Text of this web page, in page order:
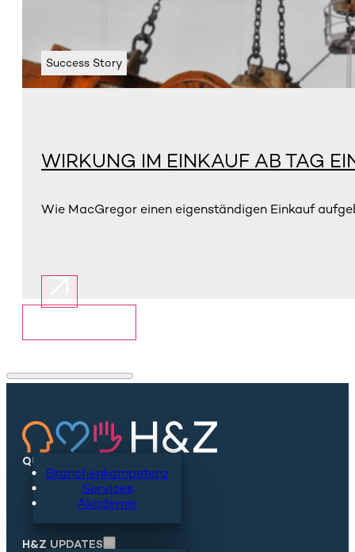
Success Story
WIRKUNG IM EINKAUF AB TAG
Wie MacGregor einen eigenständigen Einkauf
QUICKLINKS
Branchenkompetenz
Services
Akademie
H&Z UPDATES